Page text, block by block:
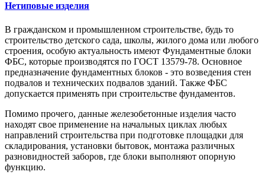
Нетиповые изделия
В гражданском и промышленном строительстве, будь то
строительство детского сада, школы, жилого дома или любого
строения, особую актуальность имеют Фундаментные блоки
ФБС, которые производятся по ГОСТ 13579-78. Основное
предназначение фундаментных блоков - это возведения стен
подвалов и технических подвалов зданий. Также ФБС
допускается применять при строительстве фундаментов.
Помимо прочего, данные железобетонные изделия часто
находят свое применение на начальных циклах любых
направлений строительства при подготовке площадки для
складирования, установки бытовок, монтажа различных
разновидностей заборов, где блоки выполняют опорную
функцию.